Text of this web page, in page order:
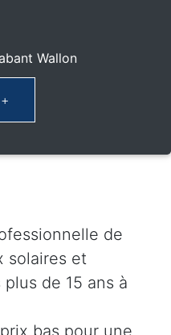
Wallon
de
solaires et
de 15 ans à